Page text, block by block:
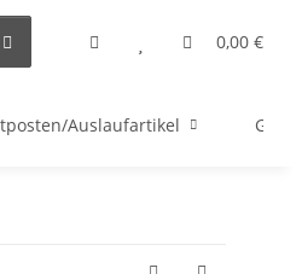
0,00 €
Auslaufartikel